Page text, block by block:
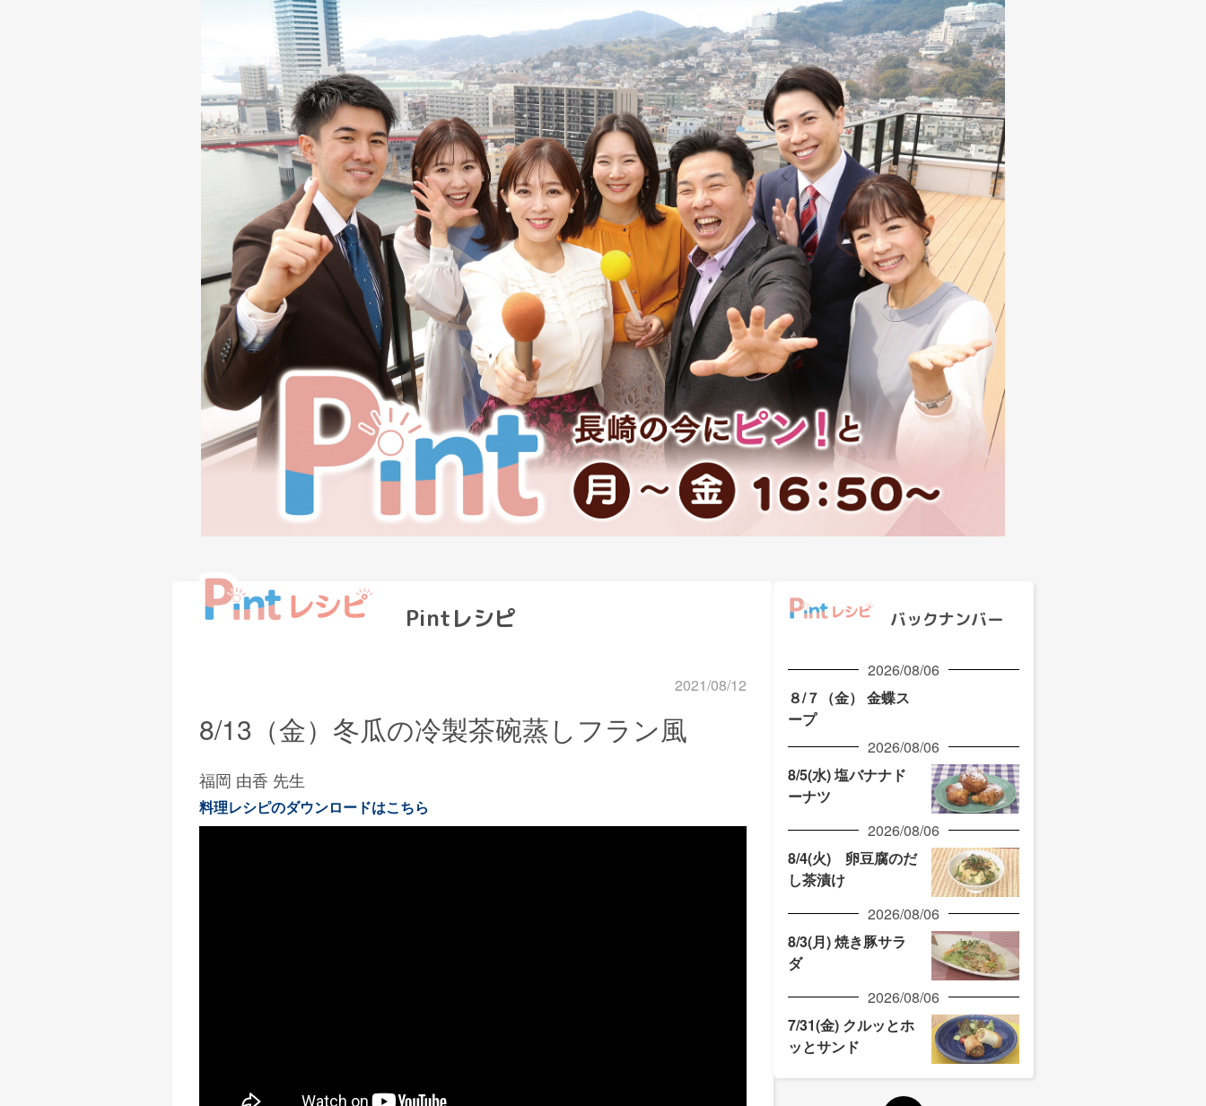
Pintレシピ
2021/08/12
8/13（金）冬瓜の冷製茶碗蒸しフラン風
福岡 由香 先生
料理レシピのダウンロードはこちら
バックナンバー
2026/08/06
８/７（金） 金蝶ス
ープ
2026/08/06
8/5(水) 塩バナナド
ーナツ
2026/08/06
8/4(火) 卵豆腐のだ
し茶漬け
2026/08/06
8/3(月) 焼き豚サラ
ダ
2026/08/06
7/31(金) クルッとホ
ッとサンド